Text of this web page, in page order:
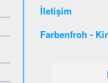
İletişim
Farbenfroh -